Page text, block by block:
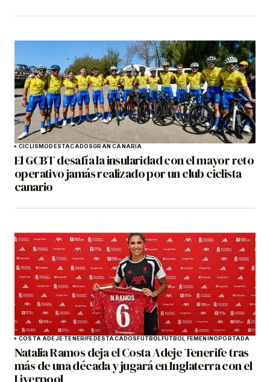
CICLISMODESTACADOSGRAN CANARIA
El GCBT desafía la insularidad con el mayor reto
operativo jamás realizado por un club ciclista
canario
COSTA ADEJE TENERIFEDESTACADOSFÚTBOLFÚTBOL FEMENINOPORTADA
Natalia Ramos deja el Costa Adeje Tenerife tras
más de una década y jugará en Inglaterra con el